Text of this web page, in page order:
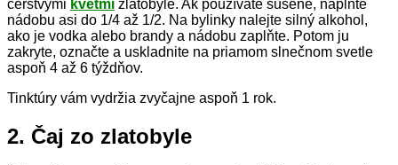
čerstvými kvetmi zlatobyle. Ak používate sušené, naplňte
nádobu asi do 1/4 až 1/2. Na bylinky nalejte silný alkohol,
ako je vodka alebo brandy a nádobu zaplňte. Potom ju
zakryte, označte a uskladnite na priamom slnečnom svetle
aspoň 4 až 6 týždňov.
Tinktúry vám vydržia zvyčajne aspoň 1 rok.
2. Čaj zo zlatobyle